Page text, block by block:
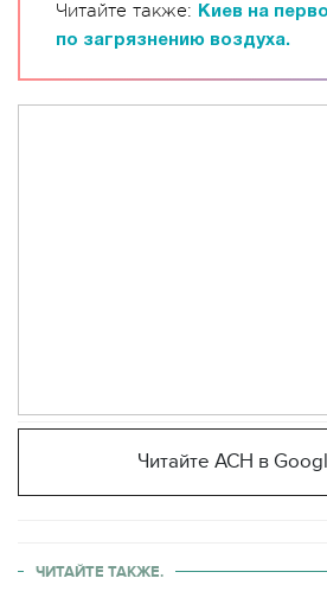
Читайте также:
Киев на
по загрязнению воздуха.
Читайте АСН в
ЧИТАЙТЕ ТАКЖЕ.